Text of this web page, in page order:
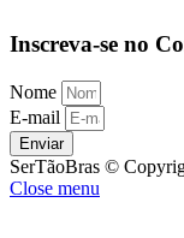
Inscreva-se no
Nome
E-mail
Enviar
SerTãoBras ©
Close menu